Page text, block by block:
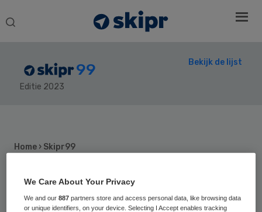
Search
99
Editie 2023
Bekijk de lijst
Home › Skipr99
20 Positie vorig jaar: 13
Sidebar
We Care About Your Privacy
We and our887 partners store and access personal data, like browsing data
or unique identifiers, on your device. Selecting I Accept enables tracking